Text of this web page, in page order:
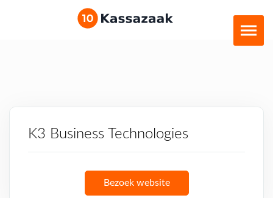
K3 Business Technologies
Bezoek website